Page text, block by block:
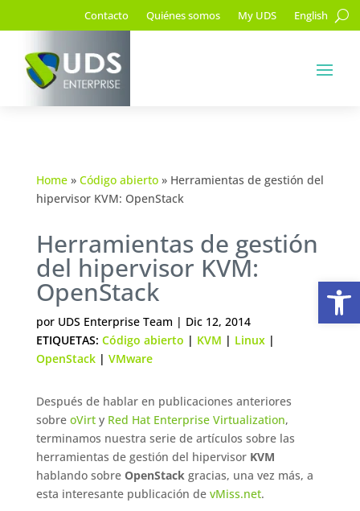
Contacto Quiénes somos My UDS English
Home» Código abierto» Herramientas de gestión del
hipervisor KVM: OpenStack
Herramientas de gestión
del hipervisor KVM:
OpenStack
por UDS Enterprise Team | Dic 12, 2014
ETIQUETAS: Código abierto | KVM | Linux|
OpenStack| VMware
Después de hablar en publicaciones anteriores
sobre oVirty Red Hat Enterprise Virtualization,
terminamos nuestra serie de artículos sobre las
herramientas de gestión del hipervisor KVM
hablando sobre OpenStackgracias, una vez más, a
esta interesante publicación de vMiss.net.